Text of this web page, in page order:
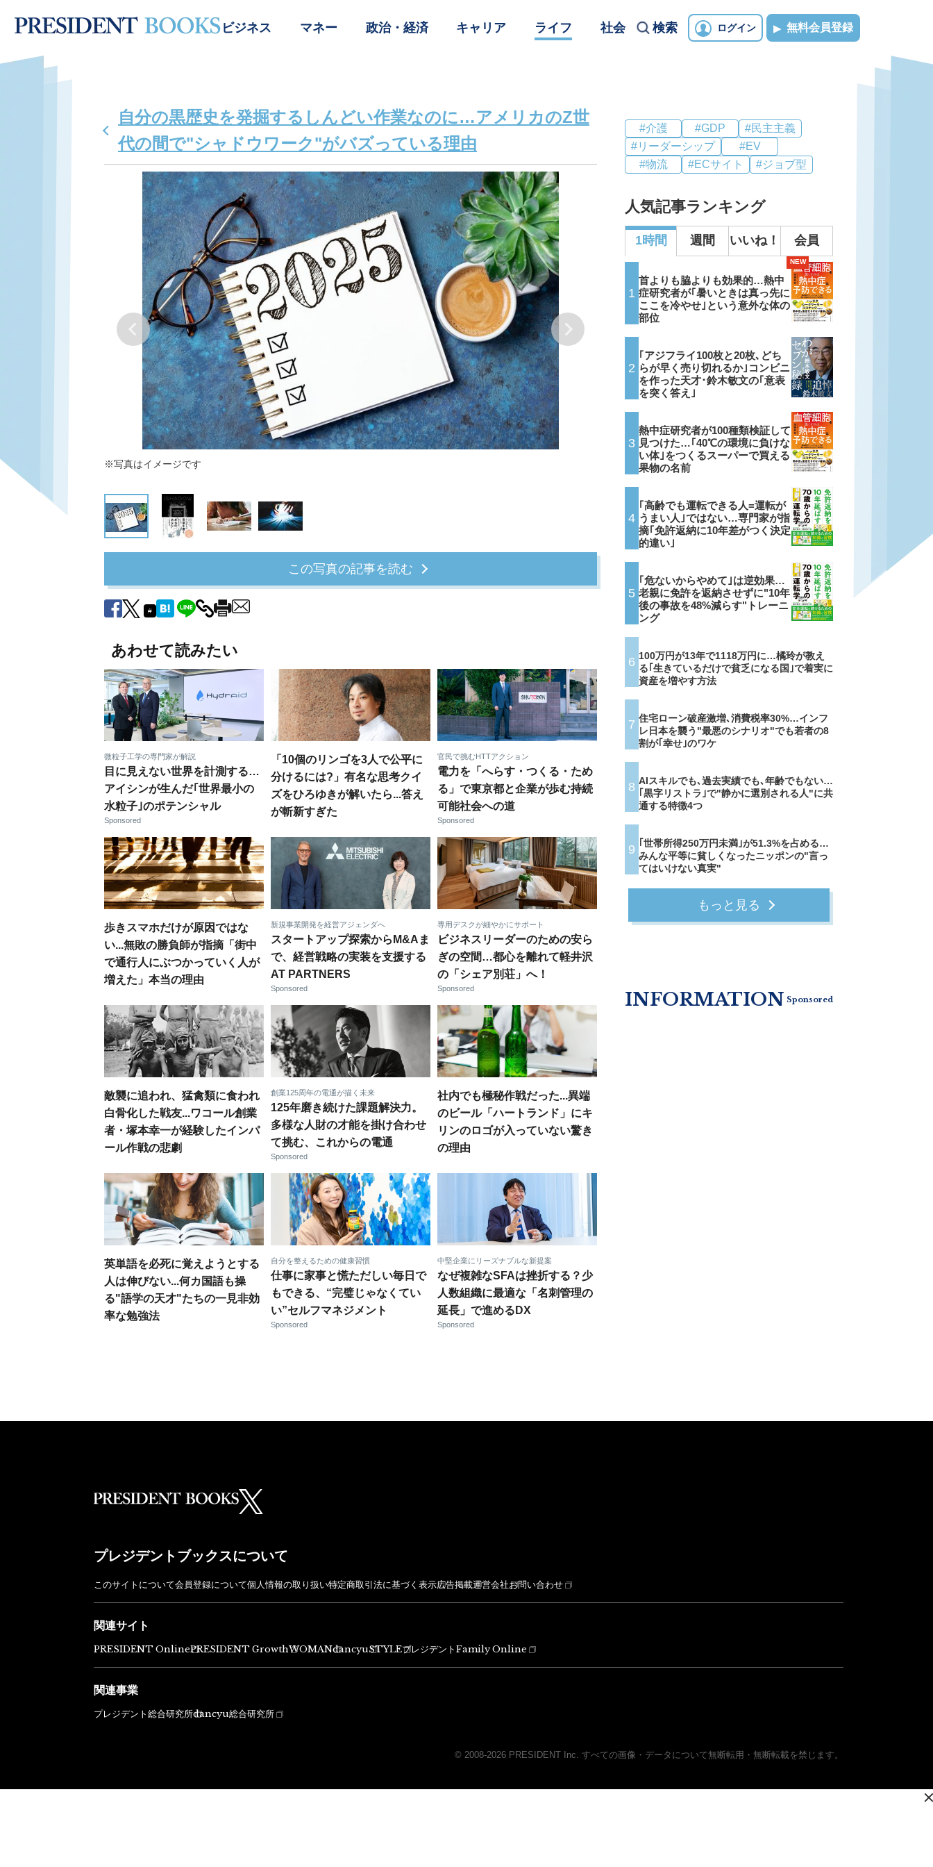
ビジネス マネー 政治・経済 キャリア ライフ 社会 検索 ログイン 無料会員登録
自分の黒歴史を発掘するしんどい作業なのに…アメリカのZ世
代の間で"シャドウワーク"がバズっている理由
※写真はイメージです
この写真の記事を読む
#
あわせて読みたい
微粒子工学の専門家が解説
目に見えない世界を計測する…
アイシンが生んだ｢世界最小の
水粒子｣のポテンシャル
Sponsored
「10個のリンゴを3人で公平に
分けるには?」有名な思考クイ
ズをひろゆきが解いたら...答え
が斬新すぎた
官民で挑むHTTアクション
電力を「へらす・つくる・ため
る」で東京都と企業が歩む持続
可能社会への道
Sponsored
歩きスマホだけが原因ではな
い...無敗の勝負師が指摘「街中
で通行人にぶつかっていく人が
増えた」本当の理由
新規事業開発を経営アジェンダへ
スタートアップ探索からM&Aま
で、経営戦略の実装を支援する
AT PARTNERS
Sponsored
専用デスクが細やかにサポート
ビジネスリーダーのための安ら
ぎの空間…都心を離れて軽井沢
の「シェア別荘」へ！
Sponsored
敵襲に追われ、猛禽類に食われ
白骨化した戦友...ワコール創業
者・塚本幸一が経験したインパ
ール作戦の悲劇
創業125周年の電通が描く未来
125年磨き続けた課題解決力。
多様な人財の才能を掛け合わせ
て挑む、これからの電通
Sponsored
社内でも極秘作戦だった...異端
のビール「ハートランド」にキ
リンのロゴが入っていない驚き
の理由
英単語を必死に覚えようとする
人は伸びない...何カ国語も操
る"語学の天才"たちの一見非効
率な勉強法
自分を整えるための健康習慣
仕事に家事と慌ただしい毎日で
もできる、“完璧じゃなくてい
い”セルフマネジメント
Sponsored
中堅企業にリーズナブルな新提案
なぜ複雑なSFAは挫折する？少
人数組織に最適な「名刺管理の
延長」で進めるDX
Sponsored
#介護 #GDP
#民主主義
#リーダーシップ
#EV
#物流
#ECサイト #ジョブ型
人気記事ランキング
1時間 週間 いいね！ 会員
1
首よりも脇よりも効果的…熱中
症研究者が｢暑いときは真っ先に
ここを冷やせ｣という意外な体の
部位
NEW
2
｢アジフライ100枚と20枚､どち
らが早く売り切れるか｣コンビニ
を作った天才･鈴木敏文の｢意表
を突く答え｣
3
熱中症研究者が100種類検証して
見つけた…｢40℃の環境に負けな
い体｣をつくるスーパーで買える
果物の名前
4
｢高齢でも運転できる人=運転が
うまい人｣ではない…専門家が指
摘｢免許返納に10年差がつく決定
的違い｣
5
｢危ないからやめて｣は逆効果…
老親に免許を返納させずに"10年
後の事故を48%減らす"トレーニ
ング
6 100万円が13年で1118万円に…橘玲が教え
る｢生きているだけで貧乏になる国｣で着実に
資産を増やす方法
7 住宅ローン破産激増､消費税率30%…インフ
レ日本を襲う"最悪のシナリオ"でも若者の8
割が｢幸せ｣のワケ
8 AIスキルでも､過去実績でも､年齢でもない…
｢黒字リストラ｣で"静かに選別される人"に共
通する特徴4つ
9
｢世帯所得250万円未満｣が51.3%を占める…
みんな平等に貧しくなったニッポンの"言っ
てはいけない真実"
もっと見る
INFORMATION Sponsored
プレジデントブックスについて
このサイトについて会員登録について個人情報の取り扱い特定商取引法に基づく表示広告掲載運営会社お問い合わせ
関連サイト
PRESIDENT OnlinePRESIDENT GrowthWOMANdancyuSTYLEプレジデントFamily Online
関連事業
プレジデント総合研究所dancyu総合研究所
© 2008-2026 PRESIDENT Inc. すべての画像・データについて無断転用・無断転載を禁じます。